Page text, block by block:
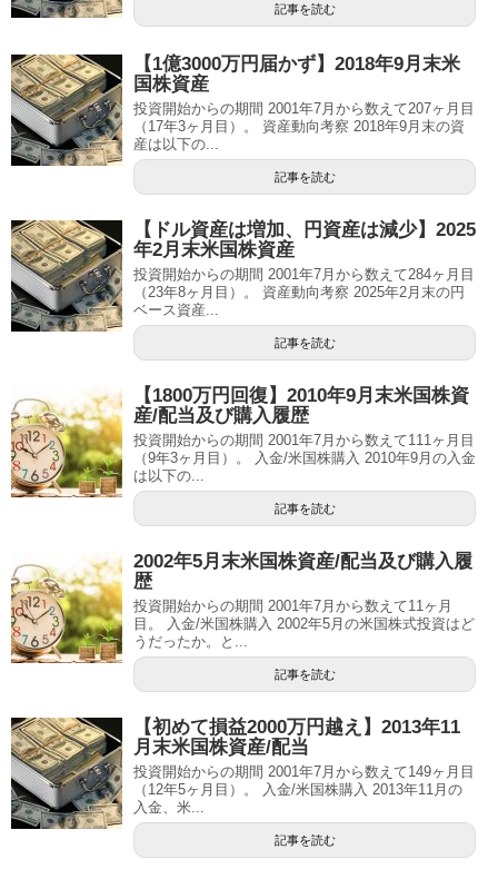
記事を読む
【1億3000万円届かず】2018年9月末米
国株資産
投資開始からの期間 2001年7月から数えて207ヶ月目
（17年3ヶ月目）。 資産動向考察 2018年9月末の資
産は以下の...
記事を読む
【ドル資産は増加、円資産は減少】2025
年2月末米国株資産
投資開始からの期間 2001年7月から数えて284ヶ月目
（23年8ヶ月目）。 資産動向考察 2025年2月末の円
ベース資産...
記事を読む
【1800万円回復】2010年9月末米国株資
産/配当及び購入履歴
投資開始からの期間 2001年7月から数えて111ヶ月目
（9年3ヶ月目）。 入金/米国株購入 2010年9月の入金
は以下の...
記事を読む
2002年5月末米国株資産/配当及び購入履
歴
投資開始からの期間 2001年7月から数えて11ヶ月
目。 入金/米国株購入 2002年5月の米国株式投資はど
うだったか。と...
記事を読む
【初めて損益2000万円越え】2013年11
月末米国株資産/配当
投資開始からの期間 2001年7月から数えて149ヶ月目
（12年5ヶ月目）。 入金/米国株購入 2013年11月の
入金、米...
記事を読む